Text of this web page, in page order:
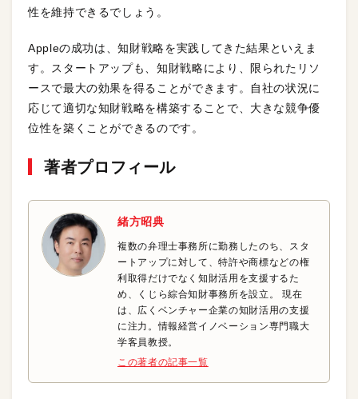
性を維持できるでしょう。
Appleの成功は、知財戦略を実践してきた結果といえま
す。スタートアップも、知財戦略により、限られたリソ
ースで最大の効果を得ることができます。自社の状況に
応じて適切な知財戦略を構築することで、大きな競争優
位性を築くことができるのです。
著者プロフィール
緒方昭典
複数の弁理士事務所に勤務したのち、スタ
ートアップに対して、特許や商標などの権
利取得だけでなく知財活用を支援するた
め、くじら綜合知財事務所を設立。 現在
は、広くベンチャー企業の知財活用の支援
に注力。情報経営イノベーション専門職大
学客員教授。
この著者の記事一覧